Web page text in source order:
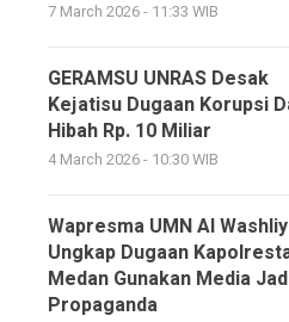
7 March 2026 - 11:33 WIB
GERAMSU UNRAS Desak
Kejatisu Dugaan Korupsi
Hibah Rp. 10 Miliar
4 March 2026 - 10:30 WIB
Wapresma UMN Al
Ungkap Dugaan
Medan Gunakan Media
Propaganda